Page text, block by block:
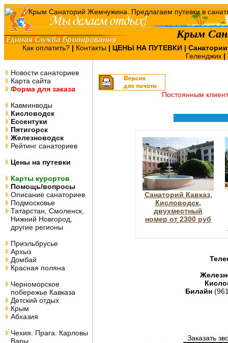
Крым
Как оплатить? | Контакты | ЦЕНЫ НА ПУТЕВКИ |
Геленджик |
Новости санаториев
Карта сайта
Форма для заказа
Кавминводы
Кисловодск
Ессентуки
Пятигорск
Железноводск
Рейтинг санаториев
Цены на путевки
Карты курортов
Помощь/вопросы
Описание санаториев
Подмосковье
Татарстан, Смоленск,
Нижний Новгород,
другие регионы
Приэльбрусье
Архыз
Домбай
Красная поляна
Черноморское
побережье Кавказа
Детский отдых
Крым
Абхазия
Чехия. Прага. Карловы
Вары
Постоянным
Санаторий Кавказ,
Кисловодск,
двухместный
номер от 2300 руб
Билайн
Заказать